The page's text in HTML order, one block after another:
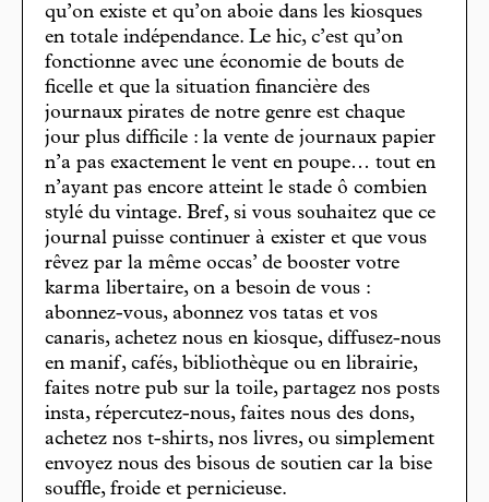
qu’on existe et qu’on aboie dans les kiosques
en totale indépendance. Le hic, c’est qu’on
fonctionne avec une économie de bouts de
ficelle et que la situation financière des
journaux pirates de notre genre est chaque
jour plus difficile : la vente de journaux papier
n’a pas exactement le vent en poupe… tout en
n’ayant pas encore atteint le stade ô combien
stylé du vintage. Bref, si vous souhaitez que ce
journal puisse continuer à exister et que vous
rêvez par la même occas’ de booster votre
karma libertaire, on a besoin de vous :
abonnez-vous, abonnez vos tatas et vos
canaris, achetez nous en kiosque, diffusez-nous
en manif, cafés, bibliothèque ou en librairie,
faites notre pub sur la toile, partagez nos posts
insta, répercutez-nous, faites nous des dons,
achetez nos t-shirts, nos livres, ou simplement
envoyez nous des bisous de soutien car la bise
souffle, froide et pernicieuse.